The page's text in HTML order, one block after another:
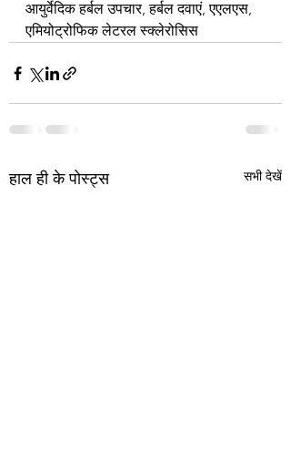
आयुर्वेदिक हर्बल उपचार, हर्बल दवाएं, एएलएस,
एमियोट्रोफिक लेटरल स्क्लेरोसिस
हाल ही के पोस्ट्स सभी देखें